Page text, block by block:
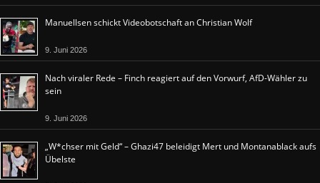
Manuellsen schickt Videobotschaft an Christian Wolf
9. Juni 2026
Nach viraler Rede – Finch reagiert auf den Vorwurf, AfD-Wähler zu
sein
9. Juni 2026
„W*chser mit Geld“ – Ghazi47 beleidigt Mert und Montanablack aufs
Übelste